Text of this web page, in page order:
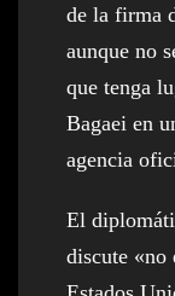
de la firma
aunque no
que tenga
Bagaei en
agencia
El
discute «no